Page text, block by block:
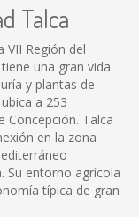
Talca
VII Región del
una gran vida
y plantas de
a 253
Concepción. Talca
en la zona
Su entorno agrícola
típica de gran